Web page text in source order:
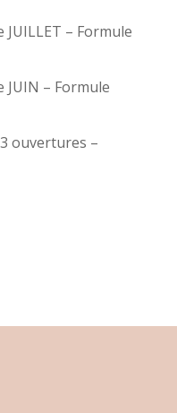
JUILLET – Formule
JUIN – Formule
ouvertures –